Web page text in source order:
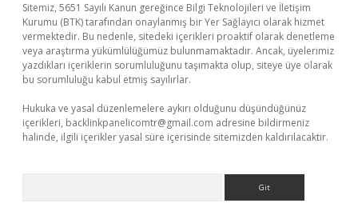
Sitemiz, 5651 Sayılı Kanun gereğince Bilgi Teknolojileri ve İletişim
Kurumu (BTK) tarafından onaylanmış bir Yer Sağlayıcı olarak hizmet
vermektedir. Bu nedenle, sitedeki içerikleri proaktif olarak denetleme
veya araştırma yükümlülüğümüz bulunmamaktadır. Ancak, üyelerimiz
yazdıkları içeriklerin sorumluluğunu taşımakta olup, siteye üye olarak
bu sorumluluğu kabul etmiş sayılırlar.
Hukuka ve yasal düzenlemelere aykırı olduğunu düşündüğünüz
içerikleri, backlinkpanelicomtr@gmail.com adresine bildirmeniz
halinde, ilgili içerikler yasal süre içerisinde sitemizden kaldırılacaktır.